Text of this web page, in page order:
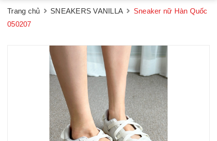
Trang chủ SNEAKERS VANILLA
Sneaker nữ Hàn Quốc
050207